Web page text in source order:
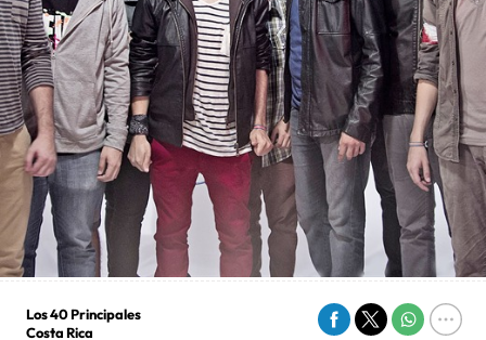
Los 40 Principales
Costa Rica